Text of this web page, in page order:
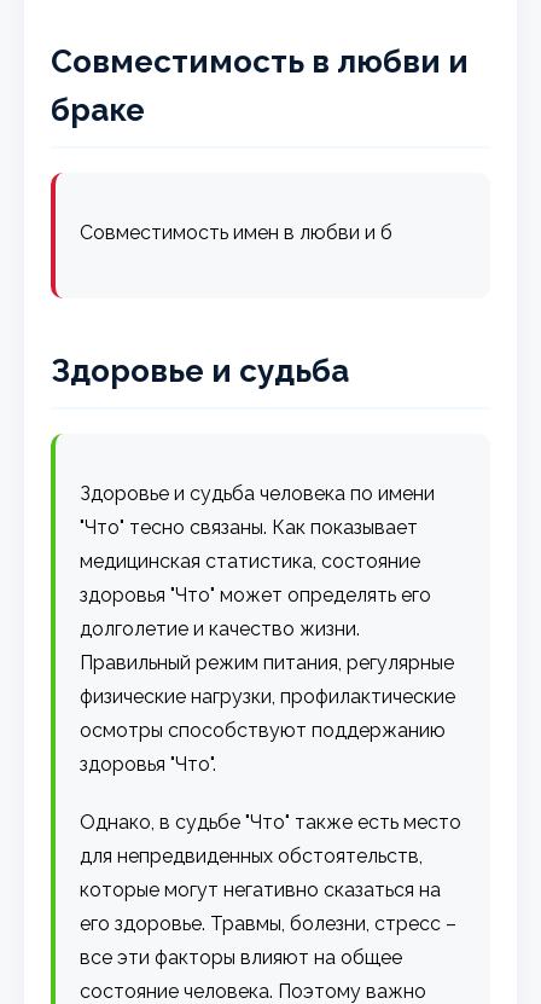
Совместимость в любви и
браке
Совместимость имен в любви и б
Здоровье и судьба
Здоровье и судьба человека по имени
"Что" тесно связаны. Как показывает
медицинская статистика, состояние
здоровья "Что" может определять его
долголетие и качество жизни.
Правильный режим питания, регулярные
физические нагрузки, профилактические
осмотры способствуют поддержанию
здоровья "Что".
Однако, в судьбе "Что" также есть место
для непредвиденных обстоятельств,
которые могут негативно сказаться на
его здоровье. Травмы, болезни, стресс –
все эти факторы влияют на общее
состояние человека. Поэтому важно